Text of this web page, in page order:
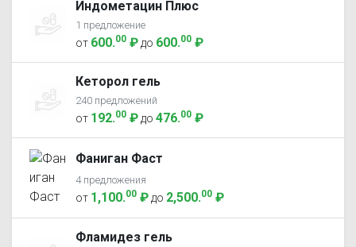
Индометацин Плюс
1 предложение
от 600.00 ₽ до 600.00 ₽
Кеторол гель
240 предложений
от 192.00 ₽ до 476.00 ₽
Фаниган Фаст
4 предложения
от 1,100.00 ₽ до 2,500.00 ₽
Фламидез гель